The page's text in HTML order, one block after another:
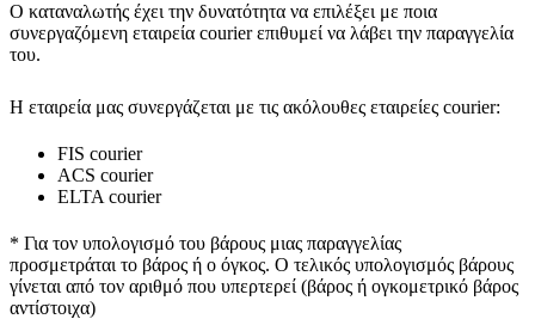
Ο καταναλωτής έχει την δυνατότητα να επιλέξει με ποια
συνεργαζόμενη εταιρεία courier επιθυμεί να λάβει την παραγγελία
του.
Η εταιρεία μας συνεργάζεται με τις ακόλουθες εταιρείες courier:
FIS courier
ACS courier
ELTA courier
* Για τον υπολογισμό του βάρους μιας παραγγελίας
προσμετράται το βάρος ή ο όγκος. Ο τελικός υπολογισμός βάρους
γίνεται από τον αριθμό που υπερτερεί (βάρος ή ογκομετρικό βάρος
αντίστοιχα)